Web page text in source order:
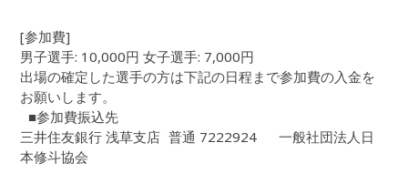
[参加費]
男子選手: 10,000円 女子選手: 7,000円
出場の確定した選手の方は下記の日程まで参加費の入金を
お願いします。
■参加費振込先
三井住友銀行 浅草支店 普通 7222924 一般社団法人日
本修斗協会